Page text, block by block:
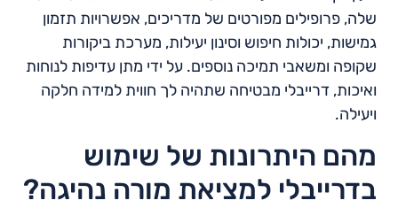
שלה, פרופילים מפורטים של מדריכים, אפשרויות תזמון
גמישות, יכולות חיפוש וסינון יעילות, מערכת ביקורות
שקופה ומשאבי תמיכה נוספים. על ידי מתן עדיפות לנוחות
ואיכות, דרייבלי מבטיחה שתהיה לך חווית למידה חלקה
ויעילה.
מהם היתרונות של שימוש
בדרייבלי למציאת מורה נהיגה?